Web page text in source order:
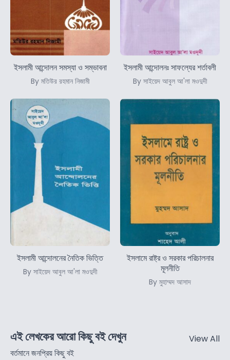
ইসলামী আন্দোলন সমস্যা ও সম্ভাবনা
By মতিউর রহমান নিজামী
ইসলামী আন্দোলনঃ সাফল্যের শর্তাবলী
By সাইয়েদ আবুল আ'লা মওদুদী
ইসলামী আন্দোলনের নৈতিক ভিত্তি
By সাইয়েদ আবুল আ'লা মওদুদী
ইসলামে রাষ্ট্র ও সরকার পরিচালনার
মূলনীতি
By মুহাম্মদ আসাদ
এই লেখকের আরো কিছু বই দেখুন
বর্তমানে জনপ্রিয় কিছু বই
View All